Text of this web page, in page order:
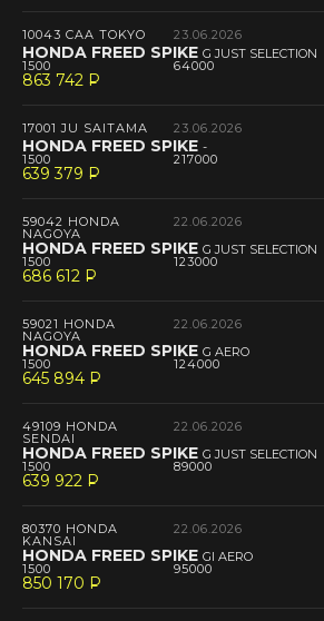
10043 CAA TOKYO 23.06.2026
HONDA FREED SPIKE G JUST SELECTION
1500 64000
863 742 P
--
17001 JU SAITAMA 23.06.2026
HONDA FREED SPIKE -
1500 217000
639 379 P
--
59042 HONDA
NAGOYA
22.06.2026
HONDA FREED SPIKE G JUST SELECTION
1500 123000
686 612 P
--
59021 HONDA
NAGOYA
22.06.2026
HONDA FREED SPIKE G AERO
1500 124000
645 894 P
--
49109 HONDA
SENDAI
22.06.2026
HONDA FREED SPIKE G JUST SELECTION
1500 89000
639 922 P
--
80370 HONDA
KANSAI
22.06.2026
HONDA FREED SPIKE GI AERO
1500 95000
850 170 P
--